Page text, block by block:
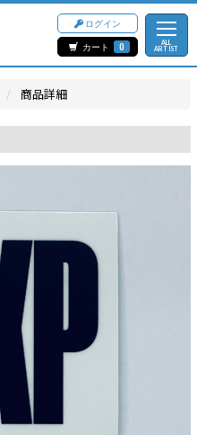
ログイン
カート
0
ALL
ARTIST
商品詳細